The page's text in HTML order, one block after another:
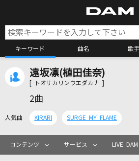
キーワード 曲名 歌
カラオケ検索
カラオケリクエス
遠坂凛(植田佳奈)
[ トオサカリンウエダカナ ]
2曲
人気曲 KIRARI SURGE MY FLAME
コンテンツ サービス LIVE